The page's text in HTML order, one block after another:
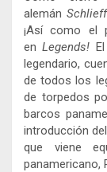
alemán
¡Así como el
enLegends!
legendario,
de todos los
de torpedos
barcos
introducción
que viene
panamericano,